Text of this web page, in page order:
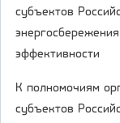
субъектов
эффективности
К полномочиям
субъектов